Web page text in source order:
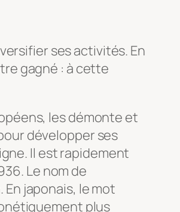
ses activités. En
gagné : à cette
les démonte et
développer ses
Il est rapidement
Le nom de
japonais, le mot
plus